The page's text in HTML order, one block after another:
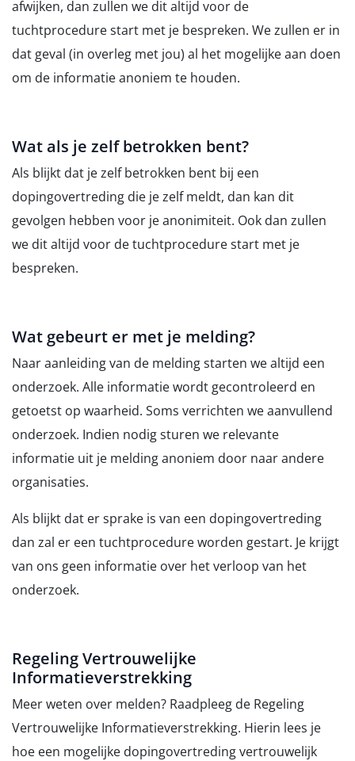
afwijken, dan zullen we dit altijd voor de
tuchtprocedure start met je bespreken. We zullen er in
dat geval (in overleg met jou) al het mogelijke aan doen
om de informatie anoniem te houden.
Wat als je zelf betrokken bent?
Als blijkt dat je zelf betrokken bent bij een
dopingovertreding die je zelf meldt, dan kan dit
gevolgen hebben voor je anonimiteit. Ook dan zullen
we dit altijd voor de tuchtprocedure start met je
bespreken.
Wat gebeurt er met je melding?
Naar aanleiding van de melding starten we altijd een
onderzoek. Alle informatie wordt gecontroleerd en
getoetst op waarheid. Soms verrichten we aanvullend
onderzoek. Indien nodig sturen we relevante
informatie uit je melding anoniem door naar andere
organisaties.
Als blijkt dat er sprake is van een dopingovertreding
dan zal er een tuchtprocedure worden gestart. Je krijgt
van ons geen informatie over het verloop van het
onderzoek.
Regeling Vertrouwelijke
Informatieverstrekking
Meer weten over melden? Raadpleeg de Regeling
Vertrouwelijke Informatieverstrekking. Hierin lees je
hoe een mogelijke dopingovertreding vertrouwelijk